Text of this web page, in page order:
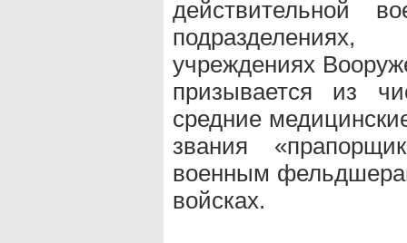
действительной
учреждениях
призывается из
средние
звания
военным
войсках.